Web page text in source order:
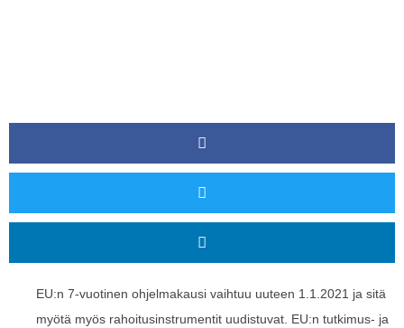
EU:n 7-vuotinen ohjelmakausi vaihtuu uuteen 1.1.2021 ja sitä
myötä myös rahoitusinstrumentit uudistuvat. EU:n tutkimus- ja